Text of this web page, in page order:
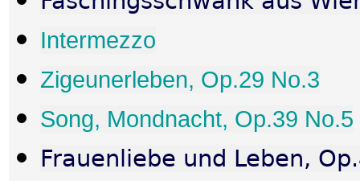
Intermezzo
Zigeunerleben, Op.29 No.3
Song, Mondnacht, Op.39 No.5
Frauenliebe und Leben,